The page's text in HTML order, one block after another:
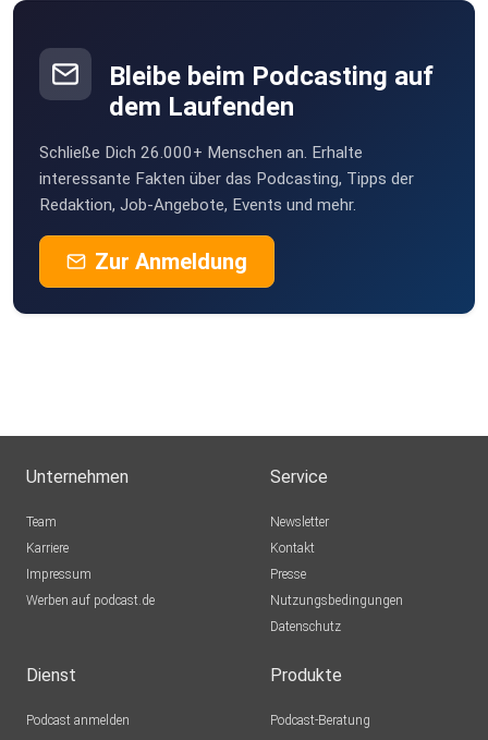
Bleibe beim Podcasting auf
dem Laufenden
Schließe Dich 26.000+ Menschen an. Erhalte
interessante Fakten über das Podcasting, Tipps der
Redaktion, Job-Angebote, Events und mehr.
Zur Anmeldung
Unternehmen
Team
Karriere
Impressum
Werben auf podcast.de
Service
Newsletter
Kontakt
Presse
Nutzungsbedingungen
Datenschutz
Dienst
Podcast anmelden
Produkte
Podcast-Beratung